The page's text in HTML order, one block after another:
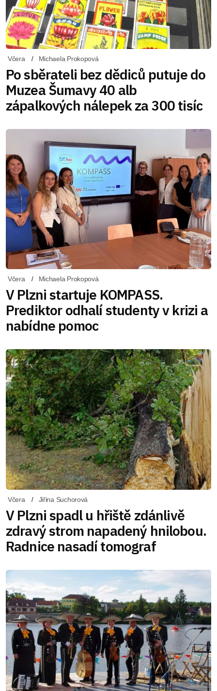
Včera Michaela Prokopová
Po sběrateli bez dědiců putuje do
Muzea Šumavy 40 alb
zápalkových nálepek za 300 tisíc
Včera Michaela Prokopová
V Plzni startuje KOMPASS.
Prediktor odhalí studenty v krizi a
nabídne pomoc
Včera Jiřina Suchorová
V Plzni spadl u hřiště zdánlivě
zdravý strom napadený hnilobou.
Radnice nasadí tomograf